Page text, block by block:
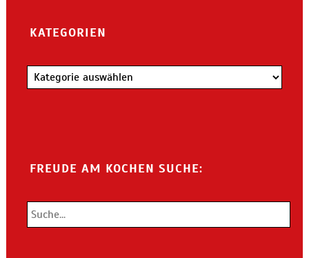
KATEGORIEN
Kategorien
FREUDE AM KOCHEN SUCHE: